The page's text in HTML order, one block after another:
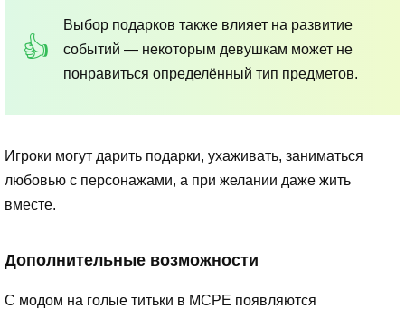
Выбор подарков также влияет на развитие
событий — некоторым девушкам может не
понравиться определённый тип предметов.
Игроки могут дарить подарки, ухаживать, заниматься
любовью с персонажами, а при желании даже жить
вместе.
Дополнительные возможности
С модом на голые титьки в MCPE появляются